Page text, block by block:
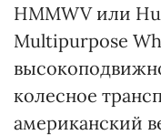
HMMWV или
Multipurpose
колесное
американский